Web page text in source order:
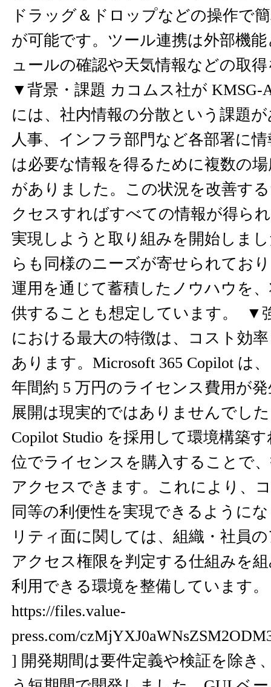
ドラッグ＆ドロップなどの操作で
が可能です。ツール連携は外部機
ュールの確認や天気情報などの取
▼背景・課題 カコムス社が KMSG-
には、社内情報の分散という課題
人事、インフラ部門など各部署に
は必要な情報を得るために複数の
がありました。この状況を改善す
クセスすればすべての情報が得ら
実現しようと取り組みを開始しま
らも同様のニーズが寄せられてお
運用を通じて蓄積したノウハウを
供することも想定しています。 ▼
における最大の特徴は、コスト効
あります。Microsoft 365 Copilot は
年間約 5 万円のライセンス費用が
展開は現実的ではありませんでし
Copilot Studio を採用して環境構築
位でライセンスを購入することで
アクセスできます。これにより、
同等の利便性を実現できるように
リティ面に関しては、組織・社員
アクセス権限を判定する仕組みを
利用できる環境を整備しています
https://files.value-
press.com/
] 開発期間は要件定義や検証を除き